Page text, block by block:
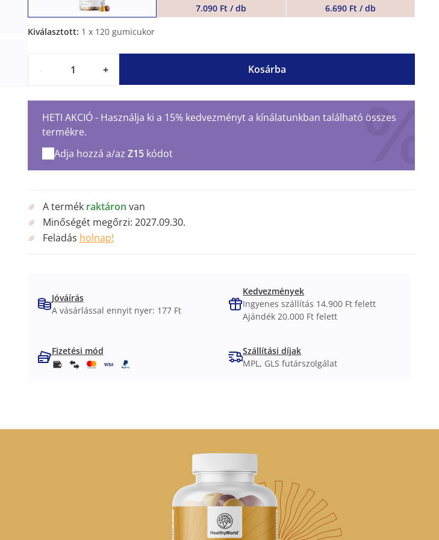
7.090 Ft / db 6.690 Ft / db
Kiválasztott: 1 x 120 gumicukor
+ Kosárba
HETI AKCIÓ - Használja ki a 15% kedvezményt a kínálatunkban található összes
termékre.
Adja hozzá a/az Z15kódot
A termék raktáron van
Minőségét megőrzi: 2027.09.30.
Feladás holnap!
Jóváírás
A vásárlással ennyit nyer: 177 Ft
Kedvezmények
Ingyenes szállítás 14.900 Ft felett
Ajándék 20.000 Ft felett
Fizetési mód
Szállítási díjak
MPL, GLS futárszolgálat